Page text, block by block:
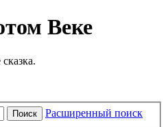
Веке
Поиск Расширенный поиск